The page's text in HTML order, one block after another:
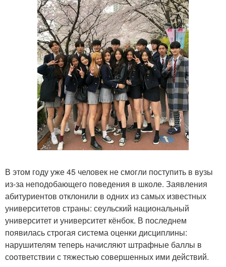
В этом году уже 45 человек не смогли поступить в вузы
из-за неподобающего поведения в школе. Заявления
абитуриентов отклонили в одних из самых известных
университетов страны: сеульский национальный
университет и университет кёнбок. В последнем
появилась строгая система оценки дисциплины:
нарушителям теперь начисляют штрафные баллы в
соответствии с тяжестью совершенных ими действий.